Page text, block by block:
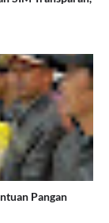
Pangan